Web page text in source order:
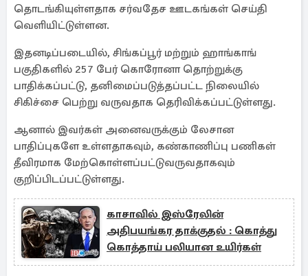
தொடங்கியுள்ளதாக சர்வதேச ஊடகங்கள் செய்தி
வெளியிட்டுள்ளன.
இதனடிப்படையில், சிங்கப்பூர் மற்றும் ஹாங்காங்
பகுதிகளில் 257 பேர் கொரோனா தொற்றுக்கு
பாதிக்கப்பட்டு, தனிமைப்படுத்தப்பட்ட நிலையில்
சிகிச்சை பெற்று வருவதாக தெரிவிக்கப்பட்டுள்ளது.
ஆனால் இவர்கள் அனைவருக்கும் லேசான
பாதிப்புகளே உள்ளதாகவும், கண்காணிப்பு பணிகள்
தீவிரமாக மேற்கொள்ளப்பட்டுவருவதாகவும்
குறிப்பிடப்பட்டுள்ளது.
காசாவில் இஸ்ரேலின்
அதிபயங்கர தாக்குதல் : கொத்து
கொத்தாய் பலியான உயிர்கள்